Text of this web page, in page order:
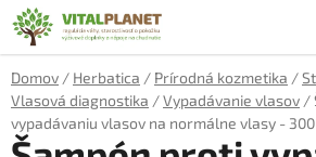
Prejsť
na
obsah
Domov / Herbatica / Prírodná kozmetika /
Vlasová diagnostika /Vypadávanie vlasov /
vypadávaniu vlasov na normálne vlasy -